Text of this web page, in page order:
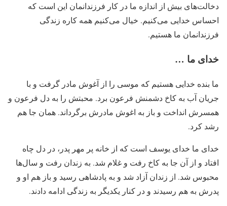
دخالت‌های بیش از اندازه ما در کار فرزندانمان این است که
احساس خدایی می‌کنیم. خیال می‌کنیم همه کاره زندگی
فرزندانمان ما هستیم.
خدای ما …
ما بنده خدایی هستیم که موسی را از آغوش مادر گرفت و با
جریان آب به کاخ دشمنش فرعون برد. محبتش را به دل فرعون و
همسرش انداخت و باز به اغوش مادرش برگرداند. همان جا هم
رشد کرد.
خدای ما خدای یوسف است که از خانه پر مهر پدر، در دل چاه
افتاد و از آن جا به کاخ رفت و غلام شد. به زندان رفت و سال‌ها
محبوس شد. از زندان آزاد شد و به پادشاهی رسید و باز هم او و
پدرش به هم رسیدند و در کنار یکدیگر به زندگی ادامه دادند.